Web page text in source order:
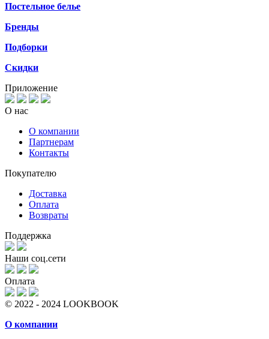
Постельное белье
Бренды
Подборки
Скидки
Приложение
О нас
О компании
Партнерам
Контакты
Покупателю
Доставка
Оплата
Возвраты
Поддержка
Наши соц.сети
Оплата
© 2022 - 2024 LOOKBOOK
О компании